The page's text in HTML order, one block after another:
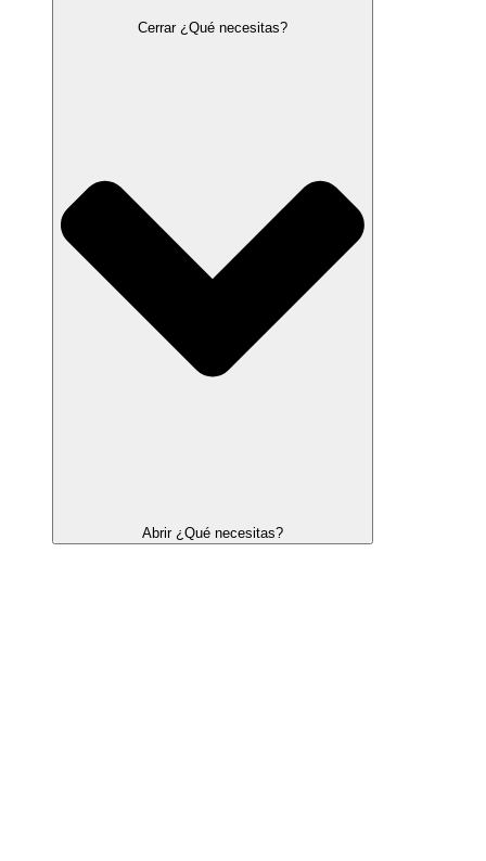
Cerrar ¿Qué necesitas?
Abrir ¿Qué necesitas?